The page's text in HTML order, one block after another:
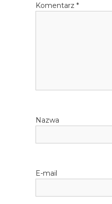
Komentarz *
Nazwa
E-mail